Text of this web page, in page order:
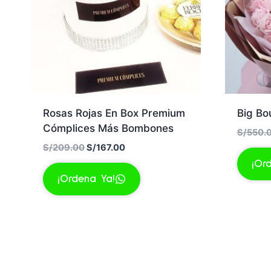
Rosas Rojas En Box Premium
Cómplices Más Bombones
S/209.00El
precio
original
S/167.00El
precio
actual
es:
¡Ordena Ya!
Big
S/